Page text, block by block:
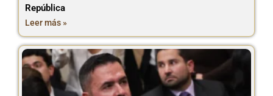
República
Leer más »